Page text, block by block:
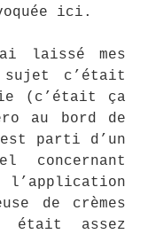
ici.
laissé mes
sujet c’était
(c’était ça
au bord de
parti d’un
concernant
l’application
de crèmes
était assez